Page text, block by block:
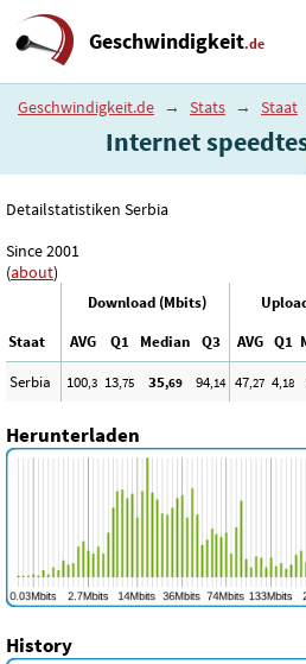
Geschwindigkeit.de
Geschwindigkeit.de → Stats → Staat
Internet
Detailstatistiken Serbia
Since 2001
(about)
Download (Mbits)
Staat
AVG Q1 Median Q3 AVG Q1
Serbia
100,3 13,75 35,69 94,14 47,27 4,18
Herunterladen
History